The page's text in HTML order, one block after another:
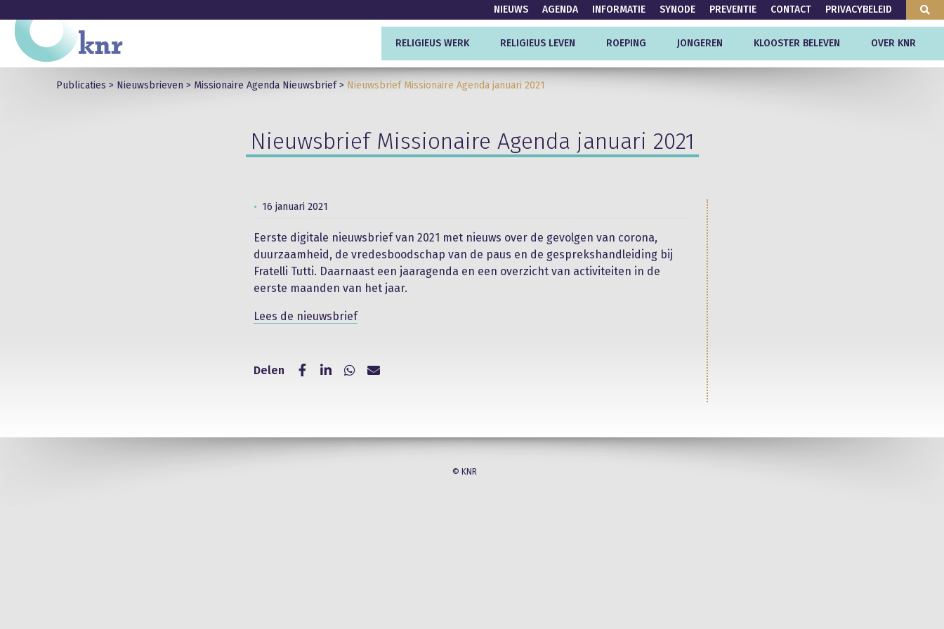
NIEUWS AGENDA INFORMATIE SYNODE PREVENTIE CONTACT PRIVACYBELEID
RELIGIEUS WERK RELIGIEUS LEVEN ROEPING JONGEREN KLOOSTER BELEVEN OVER KNR
Publicaties > Nieuwsbrieven > Missionaire Agenda Nieuwsbrief> Nieuwsbrief Missionaire Agenda januari 2021
Nieuwsbrief Missionaire Agenda januari 2021
16 januari 2021
Eerste digitale nieuwsbrief van 2021 met nieuws over de gevolgen van corona,
duurzaamheid, de vredesboodschap van de paus en de gesprekshandleiding bij
Fratelli Tutti. Daarnaast een jaaragenda en een overzicht van activiteiten in de
eerste maanden van het jaar.
Lees de nieuwsbrief
Delen
© KNR